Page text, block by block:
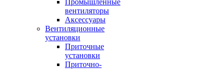
Промышленные
вентиляторы
Аксессуары
Вентиляционные
установки
Приточные
установки
Приточно-